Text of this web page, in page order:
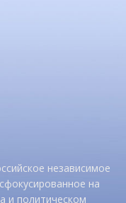
независимое
на
и политическом